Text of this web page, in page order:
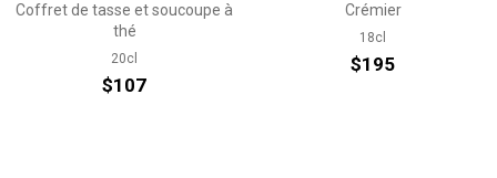
Coffret de tasse et soucoupe à
thé
20cl
$107
Crémier
18cl
$195